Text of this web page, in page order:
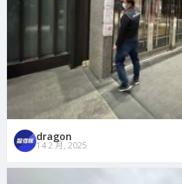
dragon
14 2 月, 2025